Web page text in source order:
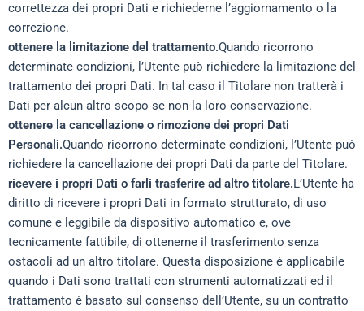
correttezza dei propri Dati e richiederne l’aggiornamento o la
correzione.
ottenere la limitazione del trattamento.Quando ricorrono
determinate condizioni, l’Utente può richiedere la limitazione del
trattamento dei propri Dati. In tal caso il Titolare non tratterà i
Dati per alcun altro scopo se non la loro conservazione.
ottenere la cancellazione o rimozione dei propri Dati
Personali.Quando ricorrono determinate condizioni, l’Utente può
richiedere la cancellazione dei propri Dati da parte del Titolare.
ricevere i propri Dati o farli trasferire ad altro titolare.L’Utente ha
diritto di ricevere i propri Dati in formato strutturato, di uso
comune e leggibile da dispositivo automatico e, ove
tecnicamente fattibile, di ottenerne il trasferimento senza
ostacoli ad un altro titolare. Questa disposizione è applicabile
quando i Dati sono trattati con strumenti automatizzati ed il
trattamento è basato sul consenso dell’Utente, su un contratto